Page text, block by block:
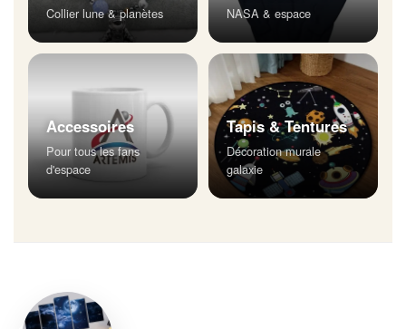
Collier lune & planètes NASA & espace
Accessoires
Pour tous les fans
d'espace
Tapis & Tentures
Décoration murale
galaxie